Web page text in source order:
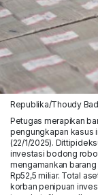
Republika/Thoudy
Petugas merapikan
pengungkapan kasus
(22/1/2025).
investasi bodong
mengamankan
Rp52,5 miliar. Total
korban penipuan